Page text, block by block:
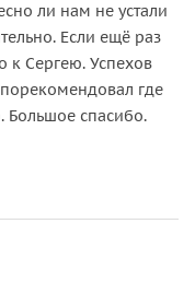
ли нам не устали
Если ещё раз
к Сергею. Успехов
где
Большое спасибо.